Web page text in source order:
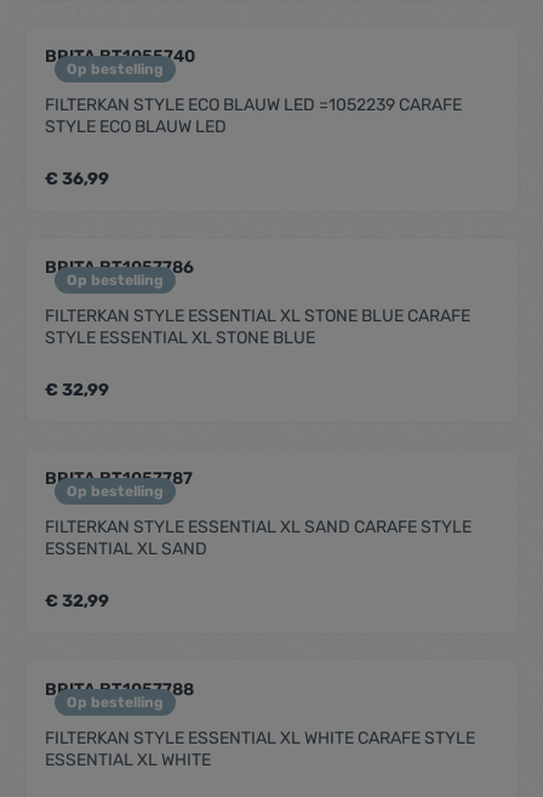
Op bestelling
BRITA BT1055740
FILTERKAN STYLE ECO BLAUW LED =1052239 CARAFE
STYLE ECO BLAUW LED
€ 36,99
Op bestelling
BRITA BT1057786
FILTERKAN STYLE ESSENTIAL XL STONE BLUE CARAFE
STYLE ESSENTIAL XL STONE BLUE
€ 32,99
Op bestelling
BRITA BT1057787
FILTERKAN STYLE ESSENTIAL XL SAND CARAFE STYLE
ESSENTIAL XL SAND
€ 32,99
Op bestelling
BRITA BT1057788
FILTERKAN STYLE ESSENTIAL XL WHITE CARAFE STYLE
ESSENTIAL XL WHITE